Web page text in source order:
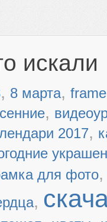
искали
, 8 марта, frame
,
2017,
для фото
,